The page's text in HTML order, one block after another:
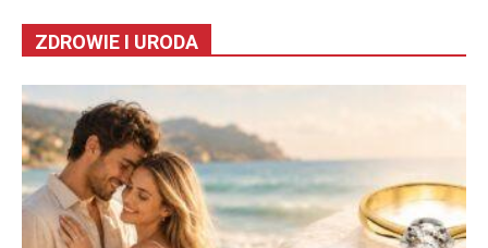
ZDROWIE I URODA